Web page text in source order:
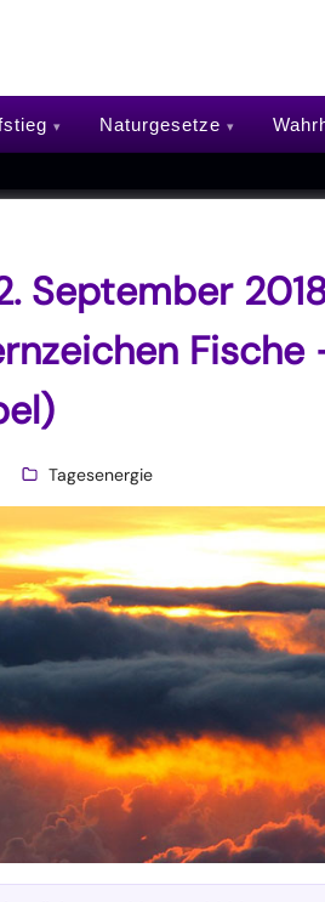
Naturgesetze
September
Fische
Tagesenergie